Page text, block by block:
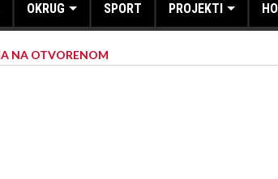
OKRUG SPORT PROJEKTI
NA OTVORENOM